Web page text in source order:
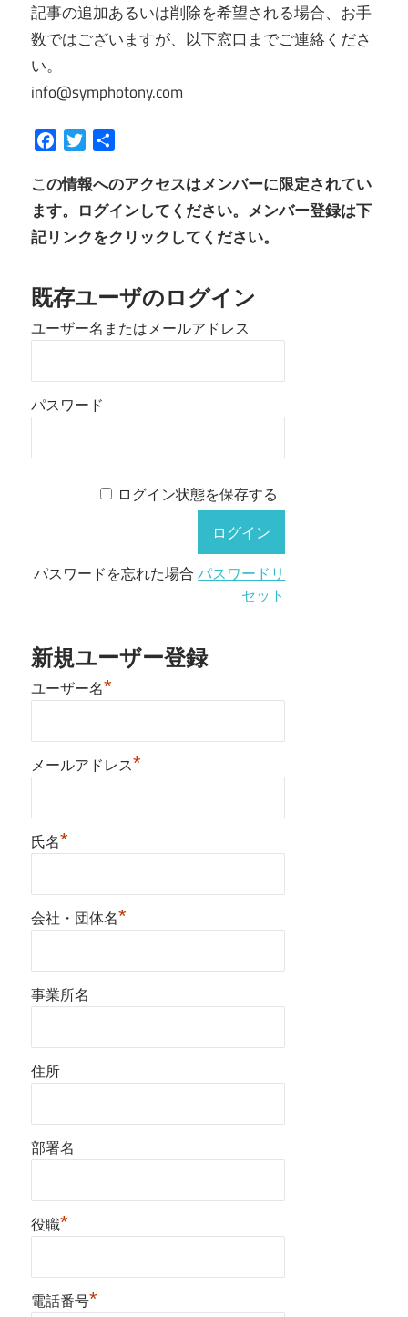
記事の追加あるいは削除を希望される場合、お手
数ではございますが、以下窓口までご連絡くださ
い。
info@symphotony.com
FacebookTwitter
この情報へのアクセスはメンバーに限定されてい
ます。ログインしてください。メンバー登録は下
記リンクをクリックしてください。
既存ユーザのログイン
ユーザー名またはメールアドレス
パスワード
ログイン状態を保存する
パスワードを忘れた場合パスワードリ
セット
新規ユーザー登録
ユーザー名*
メールアドレス*
氏名*
会社・団体名*
事業所名
住所
部署名
役職*
電話番号*